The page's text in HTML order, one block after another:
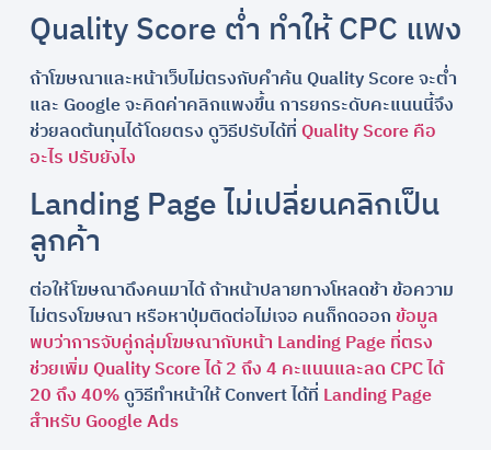
Quality Score ต่ำ ทำให้ CPC แพง
ถ้าโฆษณาและหน้าเว็บไม่ตรงกับคำค้น Quality Score จะต่ำ
และ Google จะคิดค่าคลิกแพงขึ้น การยกระดับคะแนนนี้จึง
ช่วยลดต้นทุนได้โดยตรง ดูวิธีปรับได้ที่Quality Score คือ
อะไร ปรับยังไง
Landing Page ไม่เปลี่ยนคลิกเป็น
ลูกค้า
ต่อให้โฆษณาดึงคนมาได้ ถ้าหน้าปลายทางโหลดช้า ข้อความ
ไม่ตรงโฆษณา หรือหาปุ่มติดต่อไม่เจอ คนก็กดออกข้อมูล
พบว่าการจับคู่กลุ่มโฆษณากับหน้า Landing Page ที่ตรง
ช่วยเพิ่ม Quality Score ได้ 2 ถึง 4 คะแนนและลด CPC ได้
20 ถึง 40%ดูวิธีทำหน้าให้ Convert ได้ที่ Landing Page
สำหรับ Google Ads